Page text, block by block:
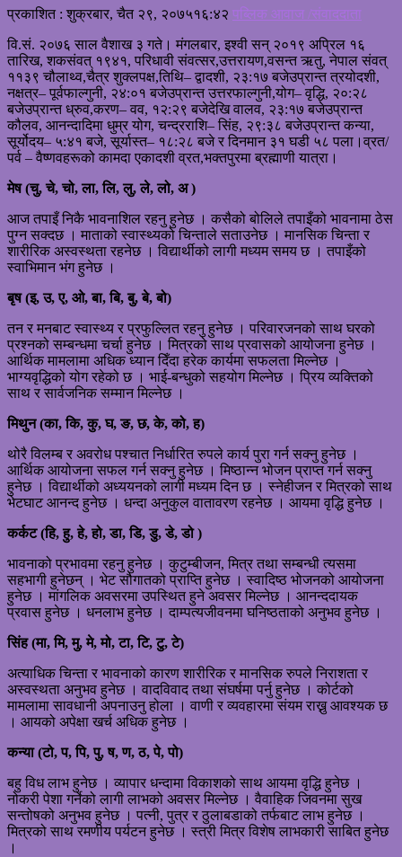
प्रकाशित : शुक्रबार, चैत २९, २०७५१६:४२ पब्लिक आवाज /संवाददाता
वि.सं. २०७६ साल वैशाख ३ गते। मंगलबार, इश्वी सन् २०१९ अप्रिल १६
तारिख, शकसंवत् १९४१, परिधावी संवत्सर,उत्तरायण,वसन्त ऋतु, नेपाल संवत्
११३९ चौलाथ्व,चैत्र शुक्लपक्ष,तिथि– द्वादशी, २३:१७ बजेउप्रान्त त्रयोदशी,
नक्षत्र– पूर्वफाल्गुनी, २४:०१ बजेउप्रान्त उत्तरफाल्गुनी,योग– वृद्धि, २०:२८
बजेउप्रान्त ध्रुव,करण– वव, १२:२९ बजेदेखि वालव, २३:१७ बजेउप्रान्त
कौलव, आनन्दादिमा धुम्र योग, चन्द्रराशि– सिंह, २९:३८ बजेउप्रान्त कन्या,
सूर्योदय– ५:४१ बजे, सूर्यास्त– १८:२८ बजे र दिनमान ३१ घडी ५८ पला।व्रत/
पर्व – वैष्णवहरूको कामदा एकादशी व्रत,भक्तपुरमा ब्रह्माणी यात्रा।
मेष (चु, चे, चो, ला, लि, लु, ले, लो, अ )
आज तपाइँ निकै भावनाशिल रहनु हुनेछ । कसैको बोलिले तपाइँको भावनामा ठेस
पुग्न सक्दछ । माताको स्वास्थ्यको चिन्ताले सताउनेछ । मानसिक चिन्ता र
शारीरिक अस्वस्थता रहनेछ । विद्यार्थीको लागी मध्यम समय छ । तपाइँको
स्वाभिमान भंग हुनेछ ।
बृष (इ, उ, ए, ओ, बा, बि, बु, बे, बो)
तन र मनबाट स्वास्थ्य र प्रफुल्लित रहनु हुनेछ । परिवारजनको साथ घरको
प्रश्नको सम्बन्धमा चर्चा हुनेछ । मित्रको साथ प्रवासको आयोजना हुनेछ ।
आर्थिक मामलामा अधिक ध्यान दिँदा हरेक कार्यमा सफलता मिल्नेछ ।
भाग्यवृद्धिको योग रहेको छ । भाई-बन्धुको सहयोग मिल्नेछ । प्रिय व्यक्तिको
साथ र सार्वजनिक सम्मान मिल्नेछ ।
मिथुन (का, कि, कु, घ, ङ, छ, के, को, ह)
थोरै विलम्ब र अवरोध पश्चात निर्धारित रुपले कार्य पुरा गर्न सक्नु हुनेछ ।
आर्थिक आयोजना सफल गर्न सक्नु हुनेछ । मिष्ठान्न भोजन प्राप्त गर्न सक्नु
हुनेछ । विद्यार्थीको अध्ययनको लागी मध्यम दिन छ । स्नेहीजन र मित्रको साथ
भेटघाट आनन्द हुनेछ । धन्दा अनुकुल वातावरण रहनेछ । आयमा वृद्धि हुनेछ ।
कर्कट (हि, हु, हे, हो, डा, डि, डु, डे, डो )
भावनाको प्रभावमा रहनु हुनेछ । कुटुम्बीजन, मित्र तथा सम्बन्धी त्यसमा
सहभागी हुनेछन् । भेट सौगातको प्राप्ति हुनेछ । स्वादिष्ठ भोजनको आयोजना
हुनेछ । मांगलिक अवसरमा उपस्थित हुने अवसर मिल्नेछ । आनन्ददायक
प्रवास हुनेछ । धनलाभ हुनेछ । दाम्पत्यजीवनमा घनिष्ठताको अनुभव हुनेछ ।
सिंह (मा, मि, मु, मे, मो, टा, टि, टु, टे)
अत्याधिक चिन्ता र भावनाको कारण शारीरिक र मानसिक रुपले निराशता र
अस्वस्थता अनुभव हुनेछ । वादविवाद तथा संघर्षमा पर्नु हुनेछ । कोर्टको
मामलामा सावधानी अपनाउनु होला । वाणी र व्यवहारमा संयम राख्नु आवश्यक छ
। आयको अपेक्षा खर्च अधिक हुनेछ ।
कन्या (टो, प, पि, पु, ष, ण, ठ, पे, पो)
बहु विध लाभ हुनेछ । व्यापार धन्दामा विकाशको साथ आयमा वृद्धि हुनेछ ।
नोकरी पेशा गर्नेको लागी लाभको अवसर मिल्नेछ । वैवाहिक जिवनमा सुख
सन्तोषको अनुभव हुनेछ । पत्नी, पुत्र र ठुलाबडाको तर्फबाट लाभ हुनेछ ।
मित्रको साथ रमणीय पर्यटन हुनेछ । स्त्री मित्र विशेष लाभकारी साबित हुनेछ
।